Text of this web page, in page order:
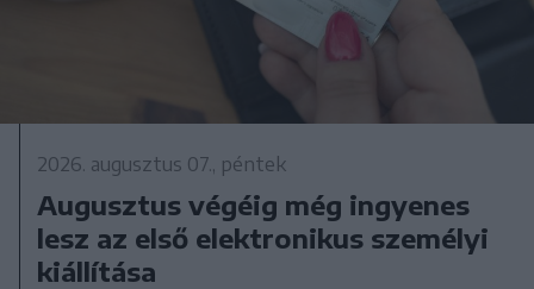
2026. augusztus 07., péntek
Augusztus végéig még ingyenes
lesz az első elektronikus személyi
kiállítása